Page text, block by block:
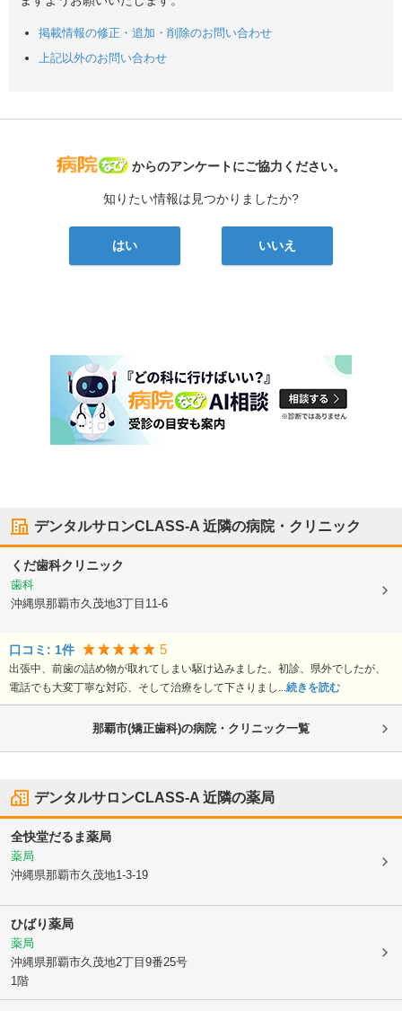
掲載情報の修正・追加・削除のお問い合わせ
上記以外のお問い合わせ
病院なび
からのアンケートにご協力ください。
知りたい情報は見つかりましたか?
はい いいえ
デンタルサロンCLASS-A 近隣の病院・クリニック
くだ歯科クリニック
歯科
沖縄県那覇市久茂地3丁目11-6
口コミ: 1件 5
出張中、前歯の詰め物が取れてしまい駆け込みました。初診、県外でしたが、
電話でも大変丁寧な対応、そして治療をして下さりまし...続きを読む
那覇市(矯正歯科)の病院・クリニック一覧
デンタルサロンCLASS-A 近隣の薬局
全快堂だるま薬局
薬局
沖縄県那覇市久茂地1-3-19
ひばり薬局
薬局
沖縄県那覇市久茂地2丁目9番25号
1階